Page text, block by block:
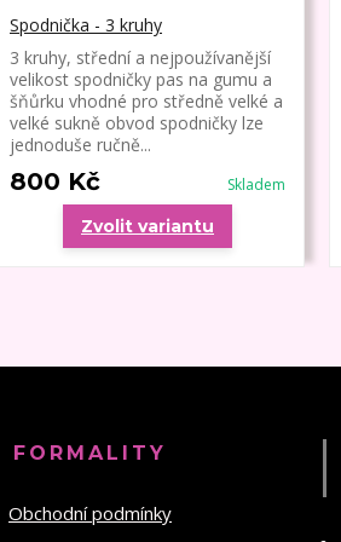
Spodnička - 3 kruhy
3 kruhy, střední a nejpoužívanější
velikost spodničky pas na gumu a
šňůrku vhodné pro středně velké a
velké sukně obvod spodničky lze
jednoduše ručně...
800 Kč Skladem
Zvolit variantu
FORMALITY
Obchodní podmínky